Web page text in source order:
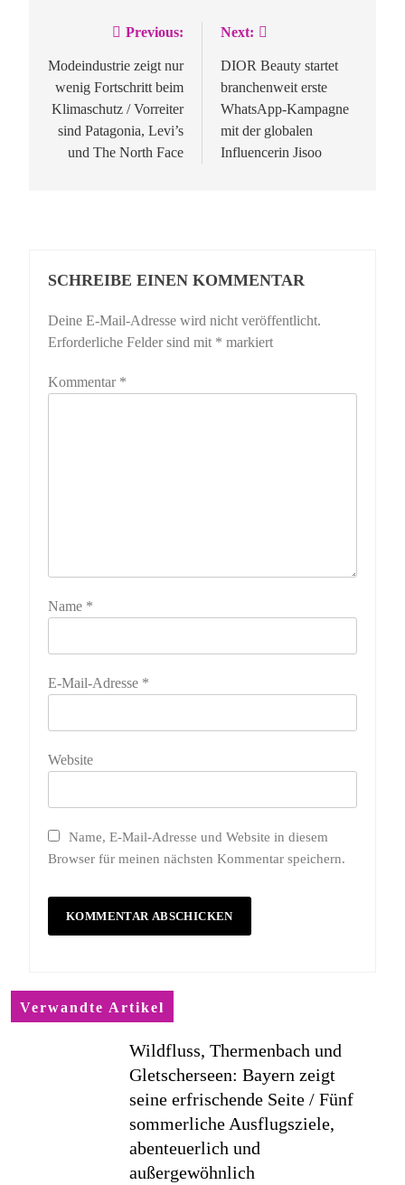
Beitragsnavigation
Previous:
Modeindustrie zeigt nur
wenig Fortschritt beim
Klimaschutz / Vorreiter
sind Patagonia, Levi’s
und The North Face
Next:
DIOR Beauty startet
branchenweit erste
WhatsApp-Kampagne
mit der globalen
Influencerin Jisoo
SCHREIBE EINEN KOMMENTAR
Deine E-Mail-Adresse wird nicht veröffentlicht.
Erforderliche Felder sind mit * markiert
Kommentar *
Name *
E-Mail-Adresse *
Website
Name, E-Mail-Adresse und Website in diesem
Browser für meinen nächsten Kommentar speichern.
Verwandte Artikel
Wildfluss, Thermenbach und
Gletscherseen: Bayern zeigt
seine erfrischende Seite / Fünf
sommerliche Ausflugsziele,
abenteuerlich und
außergewöhnlich